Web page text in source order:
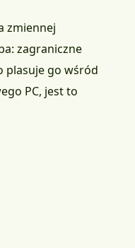
zmiennej
zagraniczne
plasuje go wśród
PC, jest to